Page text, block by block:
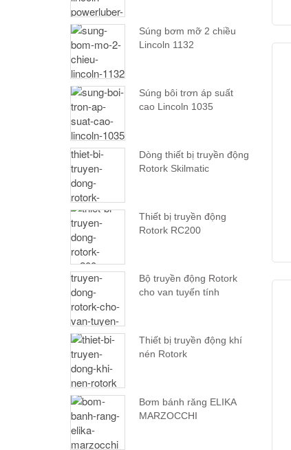
Súng bơm mỡ 2 chiều
Lincoln 1132
Súng bôi trơn áp suất
cao Lincoln 1035
Dòng thiết bị truyền động
Rotork Skilmatic
Thiết bị truyền động
Rotork RC200
Bộ truyền động Rotork
cho van tuyến tính
Thiết bị truyền động khí
nén Rotork
Bơm bánh răng ELIKA
MARZOCCHI